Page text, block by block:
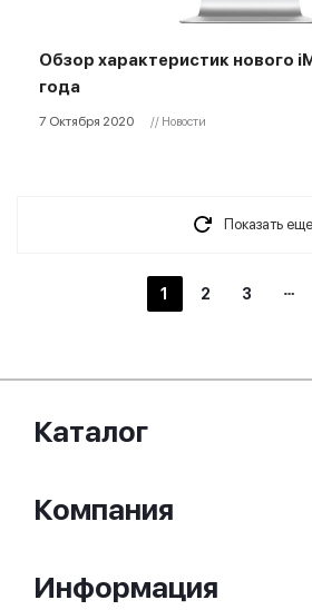
Обзор характеристик нового
года
7 Октября 2020 // Новости
Показать еще
1 2 3
Каталог
Компания
Информация